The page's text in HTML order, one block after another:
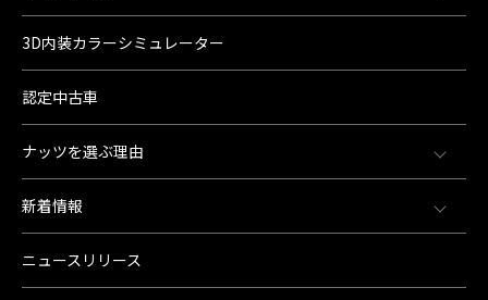
3D内装カラーシミュレーター
認定中古車
ナッツを選ぶ理由
新着情報
ニュースリリース